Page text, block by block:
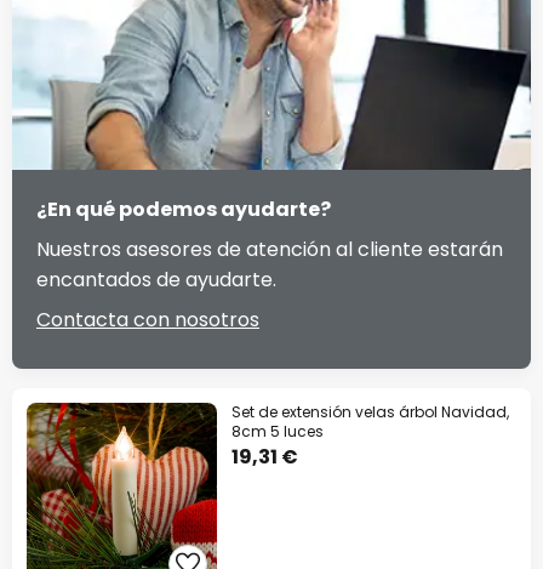
¿En qué podemos ayudarte?
Nuestros asesores de atención al cliente estarán
encantados de ayudarte.
Contacta con nosotros
Set de extensión velas árbol Navidad,
8cm 5 luces
19,31 €